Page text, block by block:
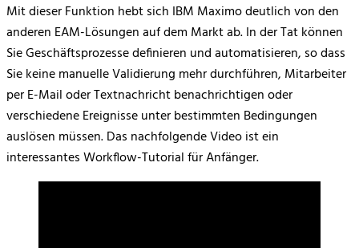
Mit dieser Funktion hebt sich IBM Maximo deutlich von den
anderen EAM-Lösungen auf dem Markt ab. In der Tat können
Sie Geschäftsprozesse definieren und automatisieren, so dass
Sie keine manuelle Validierung mehr durchführen, Mitarbeiter
per E-Mail oder Textnachricht benachrichtigen oder
verschiedene Ereignisse unter bestimmten Bedingungen
auslösen müssen. Das nachfolgende Video ist ein
interessantes Workflow-Tutorial für Anfänger.